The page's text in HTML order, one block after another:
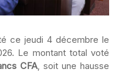
ce jeudi 4 décembre le
Le montant total voté
CFA, soit une hausse